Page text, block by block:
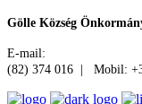
Gölle Község
E-mail:
(82) 374 016 | Mobil: